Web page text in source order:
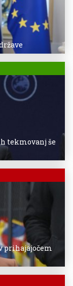
tekmovanj še
prihajajočem